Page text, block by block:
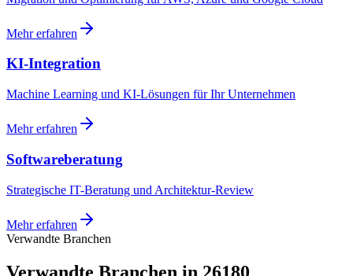
Mehr erfahren
KI-Integration
Machine Learning und KI-Lösungen für Ihr Unternehmen
Mehr erfahren
Softwareberatung
Strategische IT-Beratung und Architektur-Review
Mehr erfahren
Verwandte Branchen
Verwandte Branchen in 26180